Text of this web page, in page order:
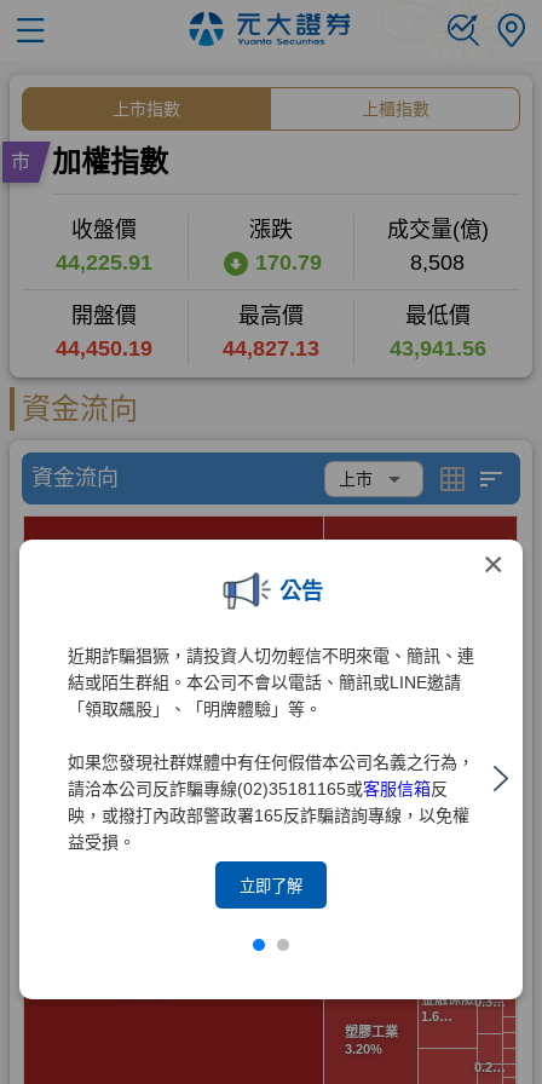
×
公告
近期詐騙猖獗，請投資人切勿輕信不明來電、簡訊、連
結或陌生群組。本公司不會以電話、簡訊或LINE邀請
「領取飆股」、「明牌體驗」等。
如果您發現社群媒體中有任何假借本公司名義之行為，
請洽本公司反詐騙專線(02)35181165或客服信箱反
映，或撥打內政部警政署165反詐騙諮詢專線，以免權
益受損。
立即了解